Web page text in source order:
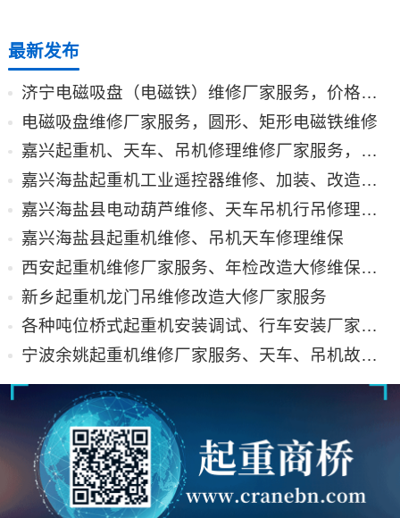
最新发布
济宁电磁吸盘（电磁铁）维修厂家服务，价格合理
电磁吸盘维修厂家服务，圆形、矩形电磁铁维修
嘉兴起重机、天车、吊机修理维修厂家服务，费用合理
嘉兴海盐起重机工业遥控器维修、加装、改造服务
嘉兴海盐县电动葫芦维修、天车吊机行吊修理改造配件
嘉兴海盐县起重机维修、吊机天车修理维保
西安起重机维修厂家服务、年检改造大修维保综合服务
新乡起重机龙门吊维修改造大修厂家服务
各种吨位桥式起重机安装调试、行车安装厂家资质报价
宁波余姚起重机维修厂家服务、天车、吊机故障排除及价格